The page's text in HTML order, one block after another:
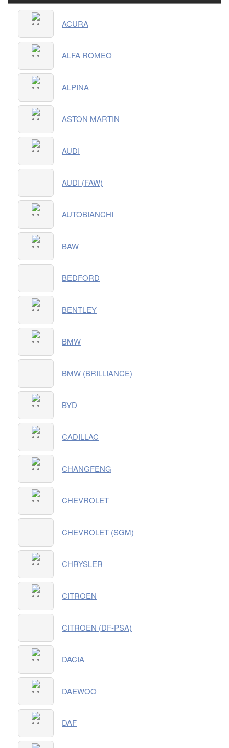
Категории
товаровACURA
ALFA ROMEO
ALPINA
ASTON MARTIN
AUDI
AUDI (FAW)
AUTOBIANCHI
BAW
BEDFORD
BENTLEY
BMW
BMW (BRILLIANCE)
BYD
CADILLAC
CHANGFENG
CHEVROLET
CHEVROLET (SGM)
CHRYSLER
CITROEN
CITROEN (DF-PSA)
DACIA
DAEWOO
DAF